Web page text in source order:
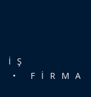
İŞ
• FİRMA